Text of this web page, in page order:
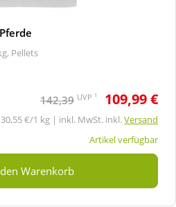
Pellets
142,39 UVP 1 109,99 €
30,55 €/1 kg | inkl. MwSt. inkl.Versand
Artikel verfügbar
Warenkorb